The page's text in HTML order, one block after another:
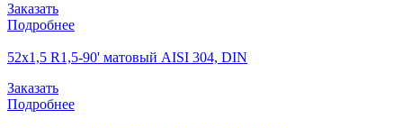
Заказать
Подробнее
52х1,5 R1,5-90' матовый AISI 304, DIN
Заказать
Подробнее